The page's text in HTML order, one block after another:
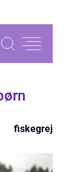
fiskegrej